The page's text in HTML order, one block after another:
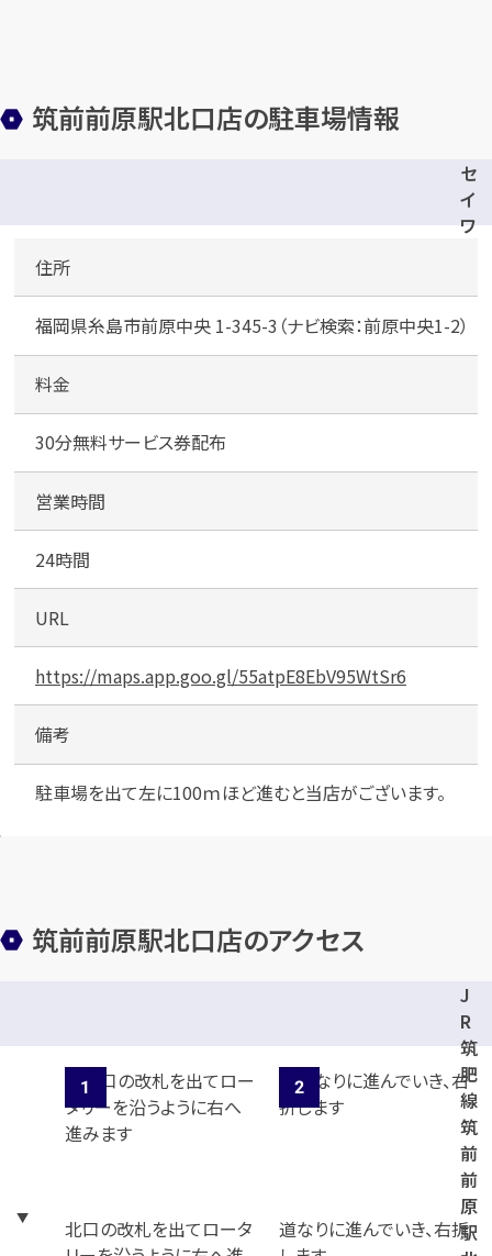
カンタン無料
最短1分！今すぐ査定金額をお伝えいた
まずはお電話で無料査定
始除く)
筑前前原駅北口店の駐車場情報
セ
イ
ワ
ク
前
原
北
住所
福岡県糸島市前原中央 1-345-3（ナビ検索：前原中央1-2）
料金
30分無料サービス券配布
営業時間
24時間
URL
https://maps.app.goo.gl/55atpE8EbV95WtSr6
備考
駐車場を出て左に100ｍほど進むと当店がございます。
筑前前原駅北口店のアクセス
J
R
筑
肥
線
筑
前
前
原
駅
北口の改札を出てロータ
道なりに進んでいき、右折